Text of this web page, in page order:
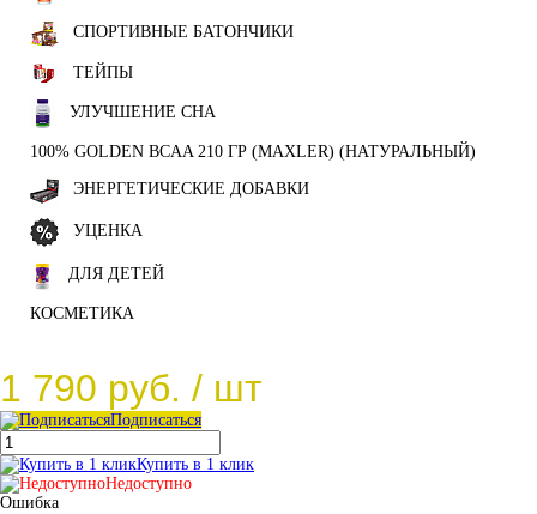
СПОРТИВНЫЕ БАТОНЧИКИ
ТЕЙПЫ
УЛУЧШЕНИЕ СНА
100% GOLDEN BCAA 210 ГР (MAXLER) (НАТУРАЛЬНЫЙ)
ЭНЕРГЕТИЧЕСКИЕ ДОБАВКИ
УЦЕНКА
ДЛЯ ДЕТЕЙ
КОСМЕТИКА
1 790 руб. / шт
Подписаться
Купить в 1 клик
Недоступно
Ошибка